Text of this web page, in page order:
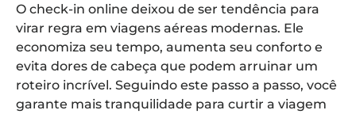
O check-in online deixou de ser tendência para
virar regra em viagens aéreas modernas. Ele
economiza seu tempo, aumenta seu conforto e
evita dores de cabeça que podem arruinar um
roteiro incrível. Seguindo este passo a passo, você
garante mais tranquilidade para curtir a viagem